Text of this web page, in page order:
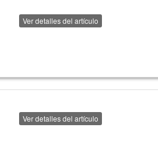
Ver detalles del artículo
Ver detalles del artículo